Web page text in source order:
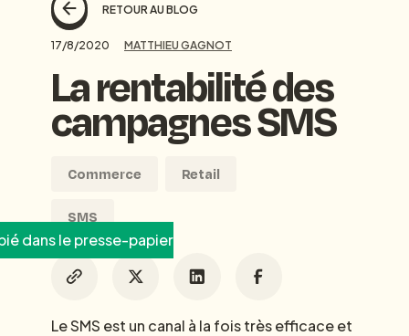
RETOUR AU BLOG
17/8/2020 MATTHIEU GAGNOT
La rentabilité des
campagnes SMS
Commerce Retail
SMS
dans le presse-papier
Le SMS est un canal à la fois très efficace et